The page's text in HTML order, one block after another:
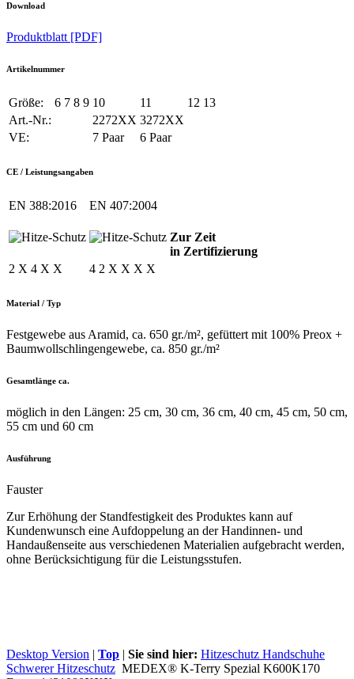
Download
Produktblatt [PDF]
Artikelnummer
Größe: 6 7 8 9 10 11 12 13
Art.-Nr.:
2272XX 3272XX
VE:
7 Paar 6 Paar
CE / Leistungsangaben
EN 388:2016 EN 407:2004
Zur Zeit
in Zertifizierung
2 X 4 X X
4 2 X X X X
Material / Typ
Festgewebe aus Aramid, ca. 650 gr./m², gefüttert mit 100% Preox +
Baumwollschlingengewebe, ca. 850 gr./m²
Gesamtlänge ca.
möglich in den Längen: 25 cm, 30 cm, 36 cm, 40 cm, 45 cm, 50 cm,
55 cm und 60 cm
Ausführung
Fauster
Zur Erhöhung der Standfestigkeit des Produktes kann auf
Kundenwunsch eine Aufdoppelung an der Handinnen- und
Handaußenseite aus verschiedenen Materialien aufgebracht werden,
ohne Berücksichtigung für die Leistungsstufen.
Desktop Version | Top | Sie sind hier: Hitzeschutz Handschuhe
Schwerer Hitzeschutz MEDEX® K-Terry Spezial K600K170